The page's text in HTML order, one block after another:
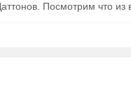
Посмотрим что из